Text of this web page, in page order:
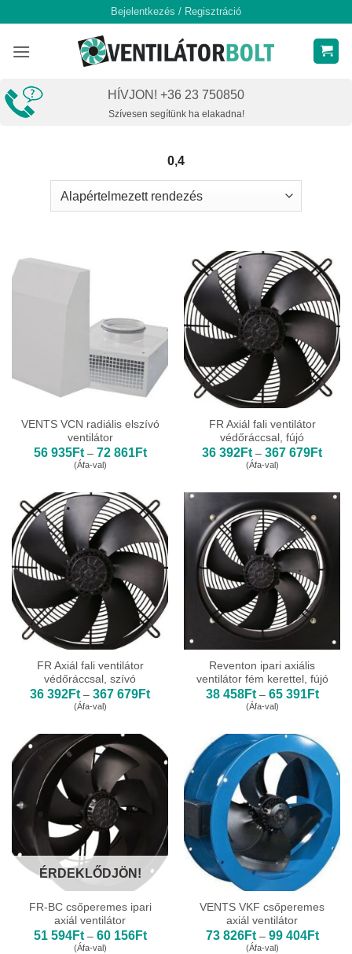
content
Bejelentkezés / Regisztráció
HÍVJON! +36 23 750850
Szívesen segítünk ha elakadna!
0,4
VENTS VCN radiális elszívó
ventilátor
56 935Ft – 72 861FtÁrtartomány:
861Ft
(Áfa-val)
FR Axiál fali ventilátor
védőráccsal, fújó
36 392Ft – 367 679Ft
367
679Ft
(Áfa-val)
FR Axiál fali ventilátor
védőráccsal, szívó
36 392Ft – 367 679FtÁrtartomány:
679Ft
(Áfa-val)
Reventon ipari axiális
ventilátor fém kerettel, fújó
38 458Ft – 65 391Ft
391Ft
(Áfa-val)
ÉRDEKLŐDJÖN!
FR-BC csőperemes ipari
axiál ventilátor
51 594Ft – 60 156FtÁrtartomány:
(Áfa-val)
VENTS VKF csőperemes
axiál ventilátor
73 826Ft – 99 404Ft
(Áfa-val)